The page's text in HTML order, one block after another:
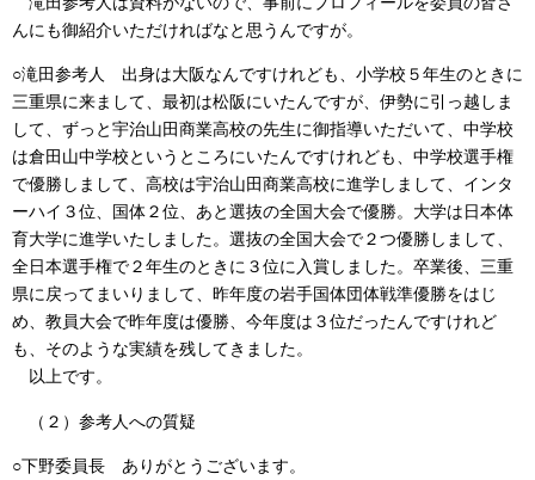
んにも御紹介いただければなと思うんですが。
○滝田参考人 出身は大阪なんですけれども、小学校５年生のときに
三重県に来まして、最初は松阪にいたんですが、伊勢に引っ越しま
して、ずっと宇治山田商業高校の先生に御指導いただいて、中学校
は倉田山中学校というところにいたんですけれども、中学校選手権
で優勝しまして、高校は宇治山田商業高校に進学しまして、インタ
ーハイ３位、国体２位、あと選抜の全国大会で優勝。大学は日本体
育大学に進学いたしました。選抜の全国大会で２つ優勝しまして、
全日本選手権で２年生のときに３位に入賞しました。卒業後、三重
県に戻ってまいりまして、昨年度の岩手国体団体戦準優勝をはじ
め、教員大会で昨年度は優勝、今年度は３位だったんですけれど
も、そのような実績を残してきました。
以上です。
（２）参考人への質疑
○下野委員長 ありがとうございます。